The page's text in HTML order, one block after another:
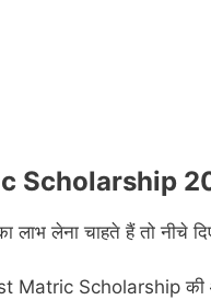
Scholarship
लाभ लेना चाहते हैं तो नीचे
Matric Scholarship की